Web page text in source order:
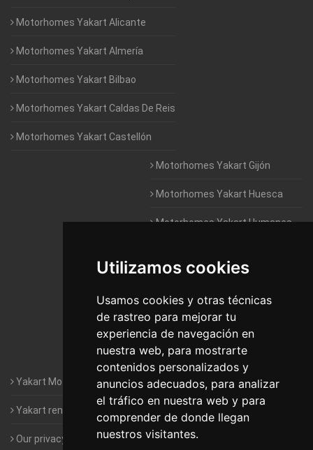
Utilizamos cookies
Usamos cookies y otras técnicas
de rastreo para mejorar tu
experiencia de navegación en
nuestra web, para mostrarte
contenidos personalizados y
anuncios adecuados, para analizar
el tráfico en nuestra web y para
comprender de donde llegan
nuestros visitantes.
Motorhomes Yakart Alicante
Motorhomes Yakart Almería
Motorhomes Yakart Bilbao
Motorhomes Yakart Caldas De Reis
Motorhomes Yakart Castellón
Motorhomes Yakart Gijón
Motorhomes Yakart Huesca
Motorhomes Yakart Humanes
Motorhomes Yakart Jaén
Motorhomes Yakart Lugo
Motorhomes Yakart Valencia
Motorhomes Yakart Vitoria
Yakart Motorhomes : The Company
Yakart rental conditions
Our privacy policy